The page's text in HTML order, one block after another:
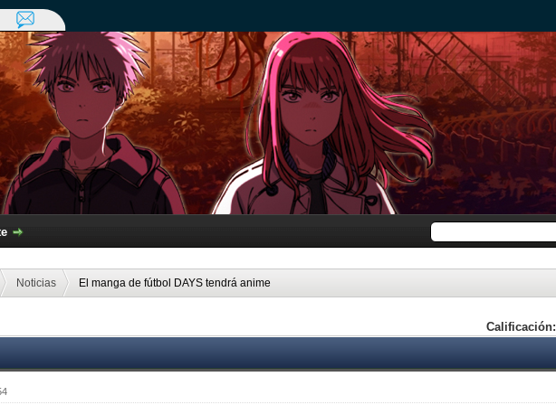
Noticias El manga de fútbol DAYS tendrá anime
Calificación: